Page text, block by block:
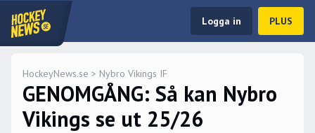
Logga in PLUS
HockeyNews.se > Nybro Vikings IF
GENOMGÅNG: Så kan Nybro
Vikings se ut 25/26